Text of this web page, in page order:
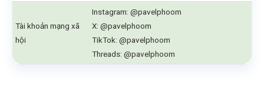
Tài khoản mạng xã
hội
Instagram: @pavelphoom
X: @pavelphoom
TikTok: @pavelphoom
Threads: @pavelphoom